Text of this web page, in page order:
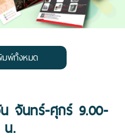
พ์ทั้งหมด
น จันทร์-ศุกร์ 9.00-
น.